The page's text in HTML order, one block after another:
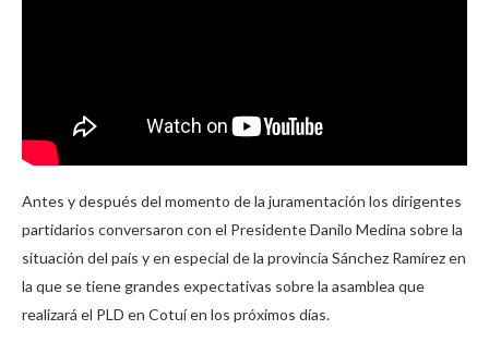
Antes y después del momento de la juramentación los dirigentes
partidarios conversaron con el Presidente Danilo Medina sobre la
situación del país y en especial de la provincia Sánchez Ramírez en
la que se tiene grandes expectativas sobre la asamblea que
realizará el PLD en Cotuí en los próximos días.